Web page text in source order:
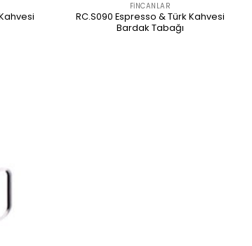
FINCANLAR
RC.S090 Espresso & Türk Kahvesi
Bardak Tabağı